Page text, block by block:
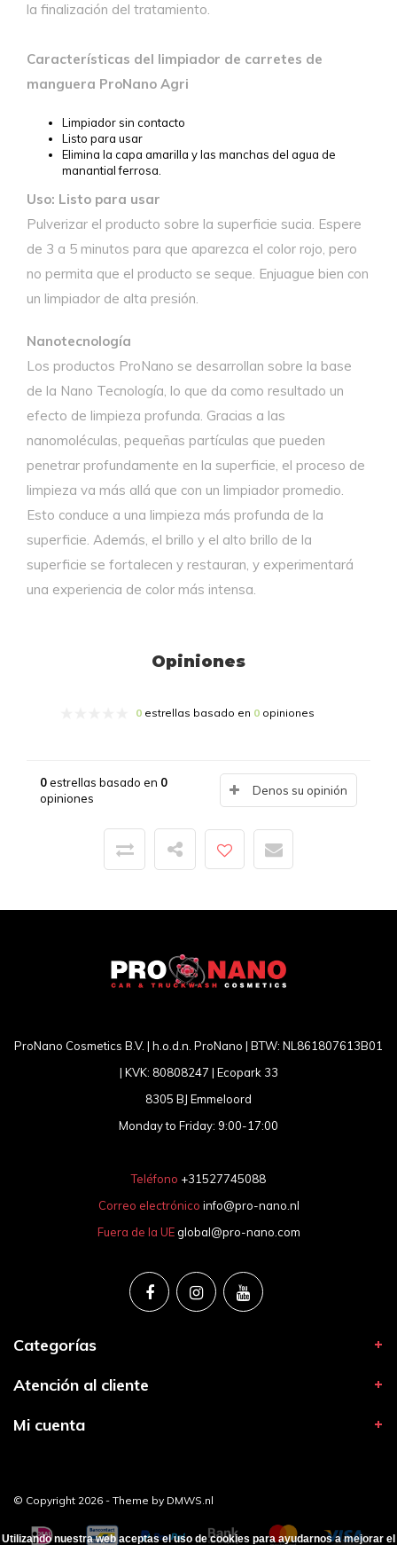
la finalización del tratamiento.
Características del limpiador de carretes de
manguera ProNano Agri
Limpiador sin contacto
Listo para usar
Elimina la capa amarilla y las manchas del agua de
manantial ferrosa.
Uso: Listo para usar
Pulverizar el producto sobre la superficie sucia. Espere
de 3 a 5 minutos para que aparezca el color rojo, pero
no permita que el producto se seque. Enjuague bien con
un limpiador de alta presión.
Nanotecnología
Los productos ProNano se desarrollan sobre la base
de la Nano Tecnología, lo que da como resultado un
efecto de limpieza profunda. Gracias a las
nanomoléculas, pequeñas partículas que pueden
penetrar profundamente en la superficie, el proceso de
limpieza va más allá que con un limpiador promedio.
Esto conduce a una limpieza más profunda de la
superficie. Además, el brillo y el alto brillo de la
superficie se fortalecen y restauran, y experimentará
una experiencia de color más intensa.
Opiniones
0 estrellas basado en 0 opiniones
0estrellas basado en 0
opiniones
Denos su opinión
ProNano Cosmetics B.V. | h.o.d.n. ProNano | BTW: NL861807613B01
| KVK: 80808247 | Ecopark 33
8305 BJ Emmeloord
Monday to Friday: 9:00-17:00
Teléfono +31527745088
Correo electrónico info@pro-nano.nl
Fuera de la UE global@pro-nano.com
Categorías
Atención al cliente
Mi cuenta
© Copyright 2026 - Theme by DMWS.nl
Utilizando nuestra web aceptas el uso de cookies para ayudarnos a mejorar el